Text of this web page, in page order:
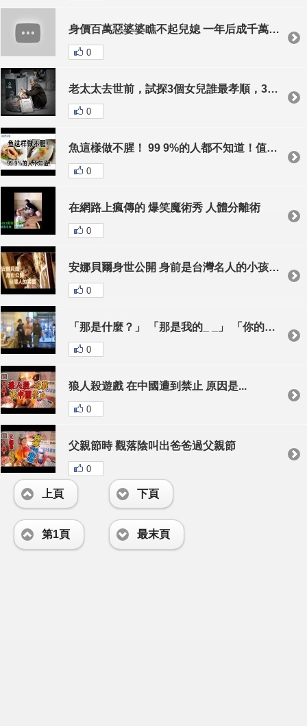
身價百萬惡婆婆瞧不起兒媳 一年后成千萬富翁 婆婆當眾跪著求原諒。。。
0
老太太去世前，試探3個女兒誰最孝順，3頓飯3次落淚，卻把傳家寶給了小女！
0
魚這樣做不腥！ 99 9%的人都不知道！值得收藏
0
在網路上瘋傳的 爆笑魔術秀 人體分離術
0
安娜貝爾身世公開 身前是台灣名人的小孩 死後變嬰靈
0
「那是什麼？」 「那是我的_ _」 「你的_ _好吧！」
0
狼人殺遊戲 在中國遭到禁止 原因是...
0
父親節時 觀落陰叫出爸爸過父親節
0
上頁 下頁
第1頁 最末頁